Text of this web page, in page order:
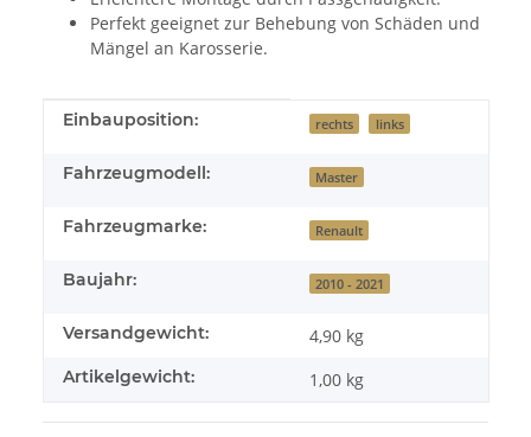
Perfekt geeignet zur Behebung von Schäden und
Mängel an Karosserie.
Produkteigenschaft
Wert
Einbauposition: rechts links
Fahrzeugmodell: Master
Fahrzeugmarke: Renault
Baujahr: 2010 - 2021
Versandgewicht: 4,90 kg
Artikelgewicht: 1,00 kg